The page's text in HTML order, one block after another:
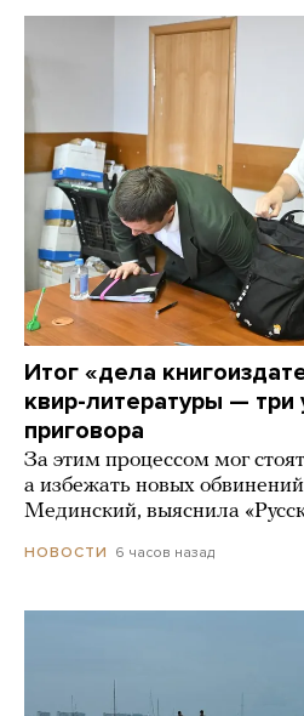
Итог «дела
квир-литературы — три
приговора
За этим процессом мог
а избежать новых
Мединский, выяснила
НОВОСТИ 6 часов назад